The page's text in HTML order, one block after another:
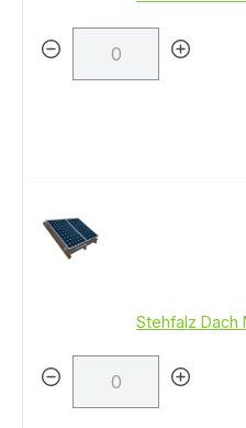
Stehfalz Dach